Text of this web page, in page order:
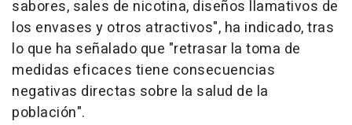
sabores, sales de nicotina, diseños llamativos de
los envases y otros atractivos", ha indicado, tras
lo que ha señalado que "retrasar la toma de
medidas eficaces tiene consecuencias
negativas directas sobre la salud de la
población".